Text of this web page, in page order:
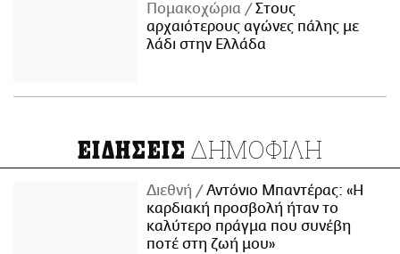
Πομακοχώρια
Στους
αρχαιότερους αγώνες πάλης με
λάδι στην Ελλάδα
ΕΙΔΗΣΕΙΣ ΔΗΜΟΦΙΛΗ
Διεθνή
Αντόνιο Μπαντέρας: «Η
καρδιακή προσβολή ήταν το
καλύτερο πράγμα που συνέβη
ποτέ στη ζωή μου»